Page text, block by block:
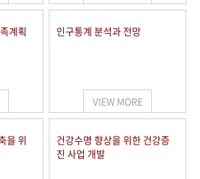
계획
인구통계 분석과 전망
VIEW MORE
을 위
건강수명 향상을 위한 건강증
진 사업 개발